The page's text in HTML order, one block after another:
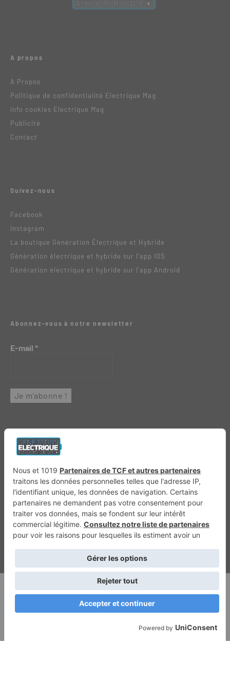
A propos
A Propos
Politique de confidentialité Electrique Mag
info cookies Electrique Mag
Publicité
Contact
Suivez-nous
Facebook
Instagram
La boutique Génération Électrique et Hybride
Génération électrique et hybride sur l’app IOS
Génération électrique et hybride sur l’app Android
Abonnez-vous à notre newsletter
E-mail *
Enduro Mag Trail Adventure Trial Mag Sport-Bikes
Boutique CPPRESSE Maisons A Vivre
Retour en haut